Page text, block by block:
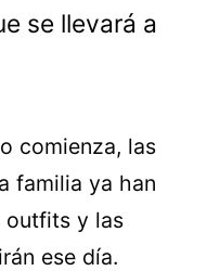
se llevará a
comienza, las
familia ya han
outfits y las
ese día.